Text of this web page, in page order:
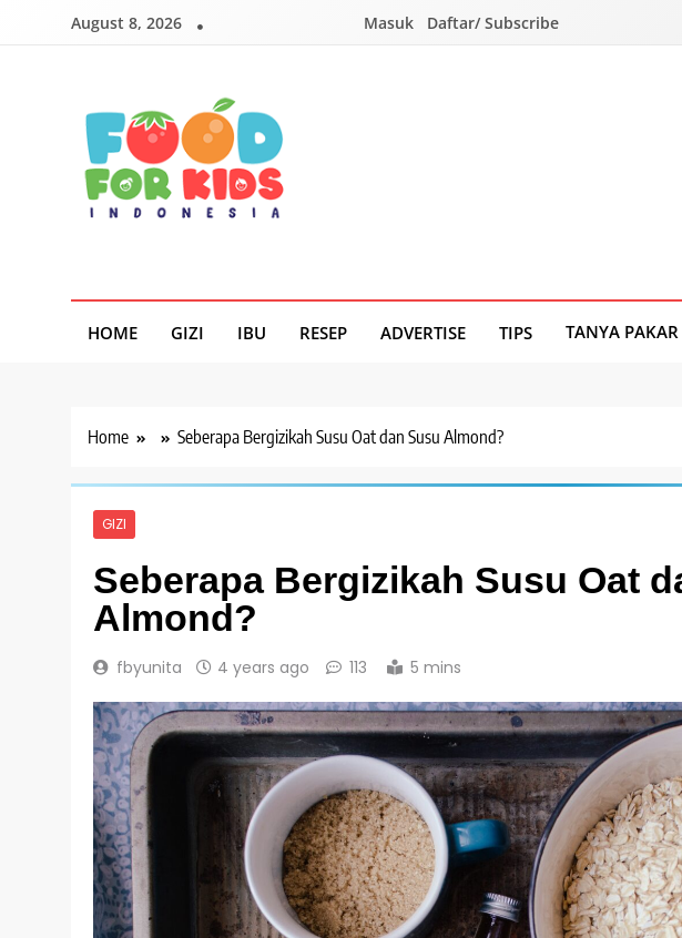
August 8, 2026 Masuk Daftar/ Subscribe
HOME GIZI IBU RESEP ADVERTISE TIPS TANYA PAKAR
Home Seberapa Bergizikah Susu Oat dan Susu Almond?
GIZI
Seberapa Bergizikah Susu Oat
Almond?
fbyunita 4 years ago 113 5 mins